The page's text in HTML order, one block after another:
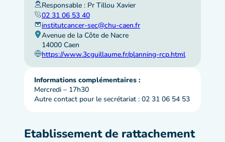
Responsable : Pr Tillou Xavier
02 31 06 53 40
institutcancer-sec@chu-caen.fr
Avenue de la Côte de Nacre
14000 Caen
https://www.3cguillaume.fr/planning-rcp.html
Informations complémentaires :
Mercredi – 17h30
Autre contact pour le secrétariat : 02 31 06 54 53
Etablissement de rattachement